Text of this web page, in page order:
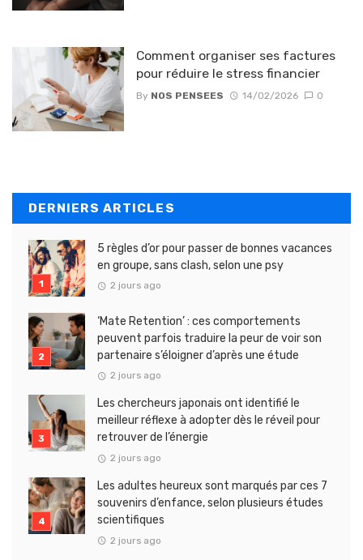
Comment organiser ses factures
pour réduire le stress financier
By NOS PENSEES 14/02/2026 0
DERNIERS ARTICLES
5 règles d’or pour passer de bonnes vacances
en groupe, sans clash, selon une psy
2 jours ago
‘Mate Retention’ : ces comportements
peuvent parfois traduire la peur de voir son
partenaire s’éloigner d’après une étude
2 jours ago
Les chercheurs japonais ont identifié le
meilleur réflexe à adopter dès le réveil pour
retrouver de l’énergie
2 jours ago
Les adultes heureux sont marqués par ces 7
souvenirs d’enfance, selon plusieurs études
scientifiques
2 jours ago